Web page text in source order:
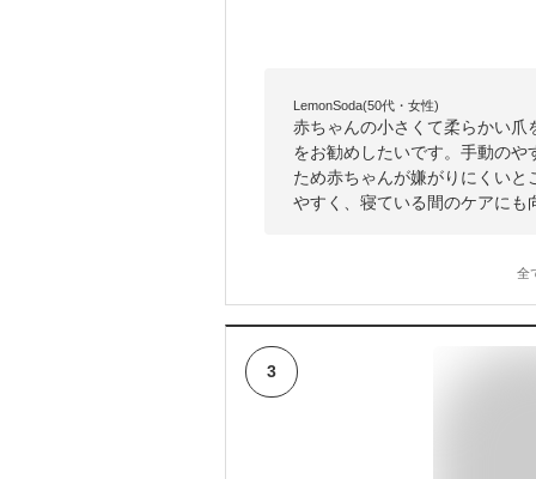
LemonSoda(50代・女性)
赤ちゃんの小さくて柔らかい
をお勧めしたいです。手動の
ため赤ちゃんが嫌がりにくい
やすく、寝ている間のケアにも
全
3